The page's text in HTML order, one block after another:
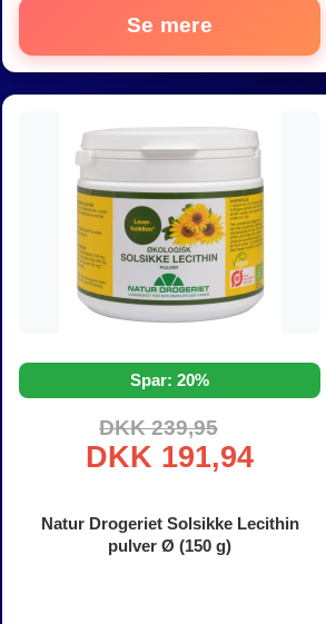
Se mere
Spar: 20%
DKK 239,95
DKK 191,94
Natur Drogeriet Solsikke Lecithin
pulver Ø (150 g)